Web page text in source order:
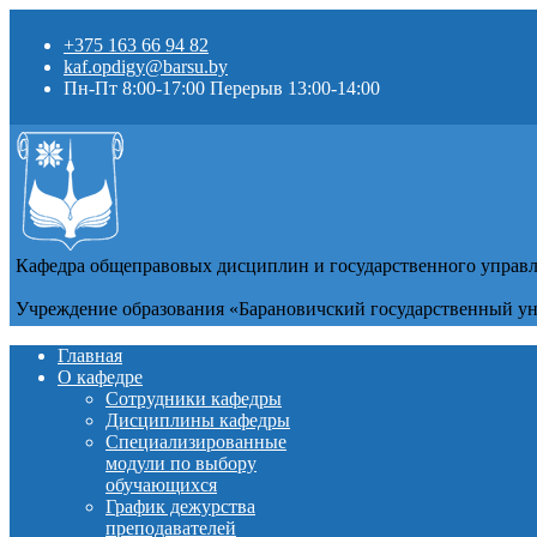
+375 163 66 94 82
kaf.opdigy@barsu.by
Пн-Пт 8:00-17:00 Перерыв 13:00-14:00
Кафедра общеправовых дисциплин и государственного
Учреждение образования «Барановичский государственный
Главная
О кафедре
Сотрудники кафедры
Дисциплины кафедры
Специализированные
модули по выбору
обучающихся
График дежурства
преподавателей